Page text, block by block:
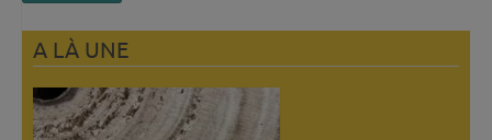
A LÀ UNE